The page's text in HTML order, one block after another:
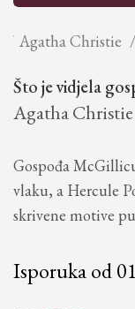
Agatha Christie
Što je vidjela
Agatha Christie
Gospođa
vlaku, a Hercule
skrivene motive
Isporuka od